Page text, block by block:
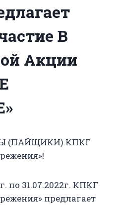
В
Акции
(ПАЙЩИКИ) КПКГ
по 31.07.2022г. КПКГ
предлагает